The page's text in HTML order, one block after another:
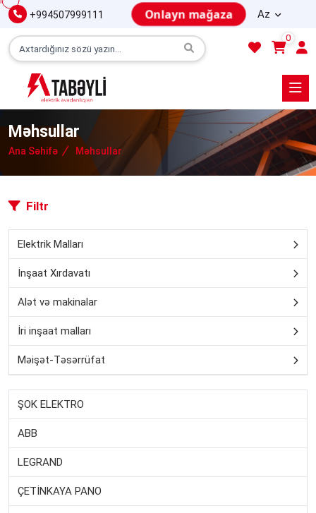
+994507999111 Onlayn mağaza Az
0
Məhsullar
Ana Səhifə Məhsullar
Filtr
Elektrik Malları
İnşaat Xırdavatı
Alət və makinalar
İri inşaat malları
Məişət-Təsərrüfat
ŞOK ELEKTRO
ABB
LEGRAND
ÇETİNKAYA PANO